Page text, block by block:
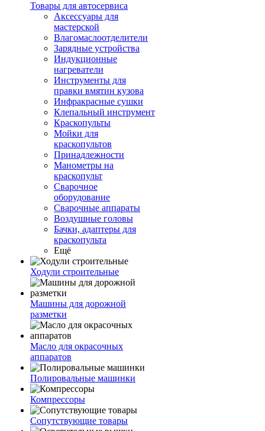
Товары для автосервиса
Аксессуары для
мастерской
Влагомаслоотделители
Зарядные устройства
Индукционные
нагреватели
Инструменты для
правки вмятин кузова
Инфракрасные сушки
Клепальный инструмент
Краскопульты
Мойки для
краскопультов
Принадлежности
Манометры на
краскопульт
Сварочное
оборудование
Сварочные аппараты
Воздушные головы
Бачки, адаптеры для
краскопульта
Ещё
Ходули строительные
Машины для дорожной
разметки
Масло для окрасочных
аппаратов
Полировальные машинки
Компрессоры
Сопутствующие товары